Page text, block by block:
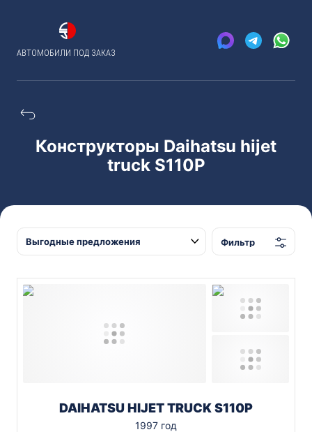
АВТОМОБИЛИ ПОД ЗАКАЗ
Конструкторы Daihatsu hijet
truck S110P
Фильтр
DAIHATSU HIJET TRUCK S110P
1997 год